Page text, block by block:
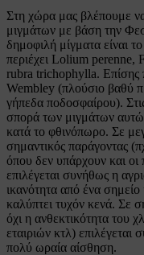
Στη χώρα μας βλέπουμε να
μιγμάτων με βάση την
δημοφιλή μίγματα είναι
περιέχει Lolium perenne,
rubra trichophylla. Επίσης
Wembley (πλούσιο βαθύ
γήπεδα ποδοσφαίρου).
σπορά των μιγμάτων
κατά το φθινόπωρο. Σε
σημαντικός παράγοντας
όπου δεν υπάρχουν και οι
επιλέγεται συνήθως η
ικανότητα από ένα
καλύπτει τυχόν κενά. Σε
όχι η ανθεκτικότητα του
εταιριών κτλ) επιλέγεται
πολύ ωραία αίσθηση.